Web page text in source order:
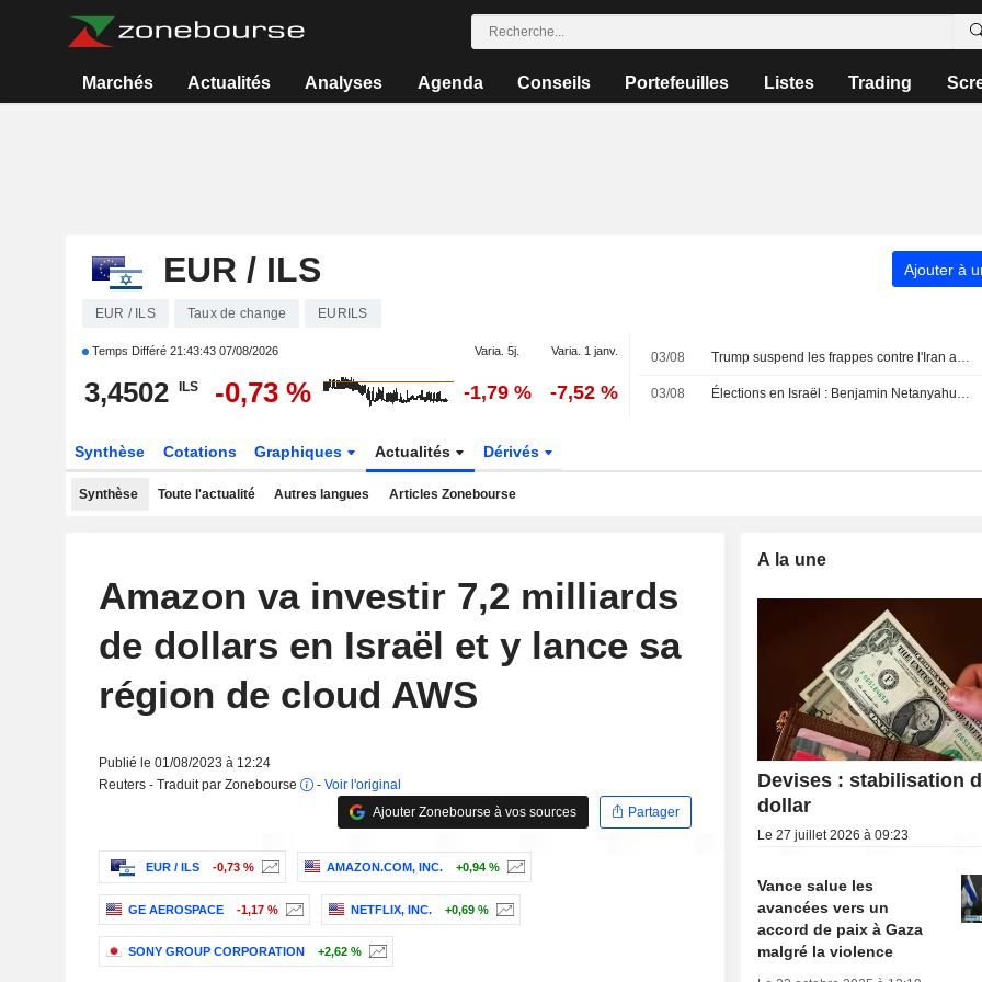
Marchés Actualités Analyses Agenda Conseils Portefeuilles Listes Trading
EUR / ILS Ajouter à
EUR / ILS Taux de change EURILS
Temps Différé 21:43:43 07/08/2026 Varia. 5j. Varia. 1 janv.
3,4502 ILS -0,73 % -1,79 % -7,52 %
03/08 Trump suspend les frappes contre l'Iran alors que les pourparlers reprennent
03/08 Élections en Israël : Benjamin Netanyahu sous pression
Synthèse Cotations Graphiques Actualités Dérivés
Synthèse Toute l'actualité Autres langues Articles Zonebourse
Amazon va investir 7,2 milliards
de dollars en Israël et y lance sa
région de cloud AWS
Publié le 01/08/2023 à 12:24
Reuters - Traduit par Zonebourse
- Voir l'original
Ajouter Zonebourse à vos sources
Partager
EUR / ILS -0,73 % AMAZON.COM, INC. +0,94 %
GE AEROSPACE -1,17 % NETFLIX, INC. +0,69 %
SONY GROUP CORPORATION +2,62 %
A la une
Devises : stabilisation
dollar
Le 27 juillet 2026 à 09:23
Vance salue les
avancées vers un
accord de paix à Gaza
malgré la violence